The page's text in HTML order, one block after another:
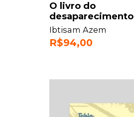
O livro do
desaparecimento
Ibtisam Azem
R$94,00